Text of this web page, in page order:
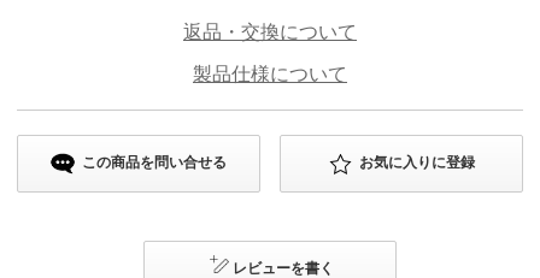
返品・交換について
製品仕様について
この商品を問い合せる お気に入りに登録
レビューを書く